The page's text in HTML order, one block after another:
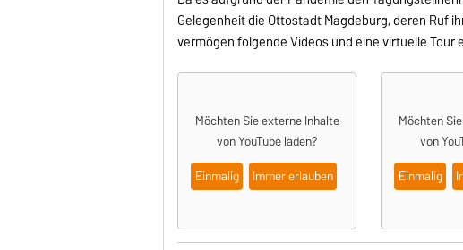
Gelegenheit die Ottostadt Magdeburg, deren Ruf
vermögen folgende Videos und eine virtuelle
Möchten Sie externe Inhalte
vonYouTubeladen?
Einmalig
Immer erlauben
Möchten
von
Einmalig